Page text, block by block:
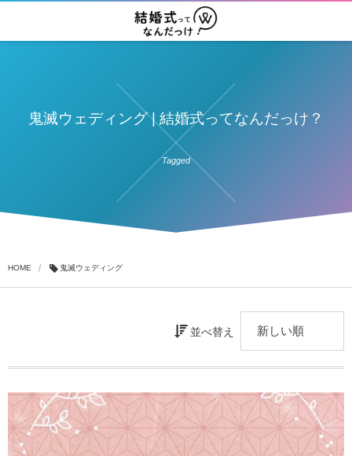
鬼滅ウェディング | 結婚式ってなんだっけ？
Tagged
HOME 鬼滅ウェディング
並べ替え